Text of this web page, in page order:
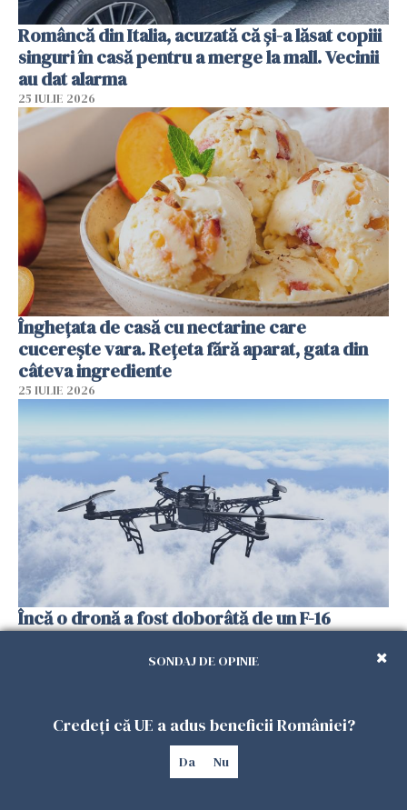
Româncă din Italia, acuzată că și-a lăsat copiii
singuri în casă pentru a merge la mall. Vecinii
au dat alarma
25 IULIE 2026
Înghețata de casă cu nectarine care
cucerește vara. Rețeta fără aparat, gata din
câteva ingrediente
25 IULIE 2026
Încă o dronă a fost doborâtă de un F-16
aerian al RomânieiSONDAJ DE OPINIE
Credeți că UE a adus beneficii României?
Da Nu